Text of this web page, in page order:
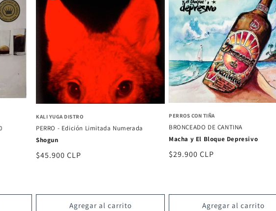
KALI YUGA DISTRO
PERRO - Edición Limitada Numerada
Shogun
Precio
$45.900 CLP
Agregar al carrito
PERROS CON TIÑA
BRONCEADO DE CANTINA
Macha y El Bloque Depresivo
Precio
$29.900 CLP
Agregar al carrito